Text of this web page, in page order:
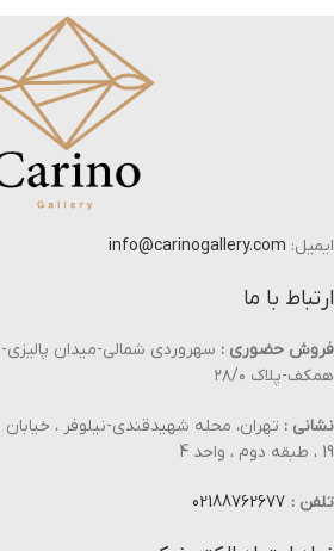
ایمیل: info@carinogallery.com
ارتباط با ما
فروش حضوری : سهروردی شمالی-میدان
همکف-پلاک ۲۸/۰
نشانی : تهران، محله شهیدقندی-نیلوفر ،
19 ، طبقه دوم ، واحد 4
تلفن : 02188762677